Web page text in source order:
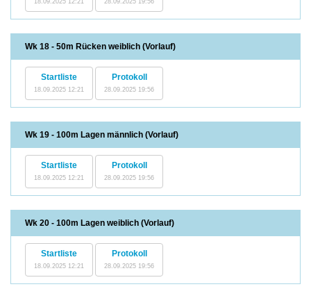
Wk 18 - 50m Rücken weiblich (Vorlauf)
Startliste
18.09.2025 12:21
Protokoll
28.09.2025 19:56
Wk 19 - 100m Lagen männlich (Vorlauf)
Startliste
18.09.2025 12:21
Protokoll
28.09.2025 19:56
Wk 20 - 100m Lagen weiblich (Vorlauf)
Startliste
18.09.2025 12:21
Protokoll
28.09.2025 19:56